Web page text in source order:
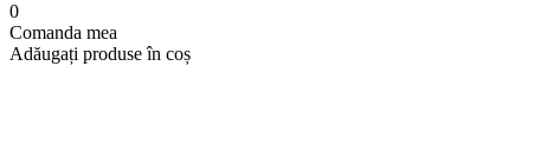
0
Comanda mea
Adăugați produse în coș